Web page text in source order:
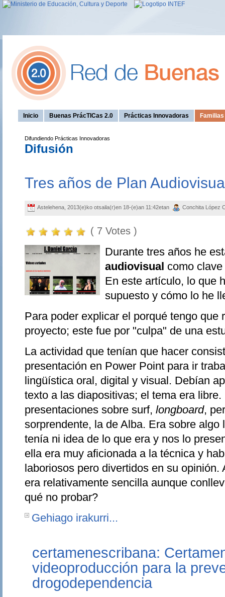
Inicio Buenas PrácTICas 2.0 Prácticas Innovadoras
Difundiendo Prácticas Innovadoras
Difusión
Tres años de Plan
Astelehena, 2013(e)ko otsaila(r)en 18-(e)an 11:42etan Conchita López
( 7 Votes )
Durante tres años he
audiovisual como
En este artículo, lo que
supuesto y cómo lo he
Para poder explicar el porqué tengo que
proyecto; este fue por "culpa" de una
La actividad que tenían que hacer
presentación en Power Point para ir
lingüística oral, digital y visual. Debían
texto a las diapositivas; el tema era
presentaciones sobre surf, longboard,
sorprendente, la de Alba. Era sobre
tenía ni idea de lo que era y nos lo
ella era muy aficionada a la técnica y
laboriosos pero divertidos en su
era relativamente sencilla aunque
qué no probar?
Gehiago irakurri...
certamenescribana:
videoproducción para la
drogodependencia